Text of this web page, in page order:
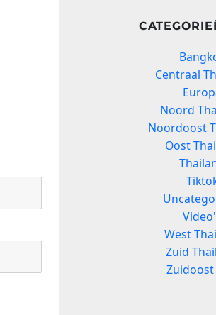
Centraal
Noord
Noordoost
Oost
West
Zuid
Zuidoost